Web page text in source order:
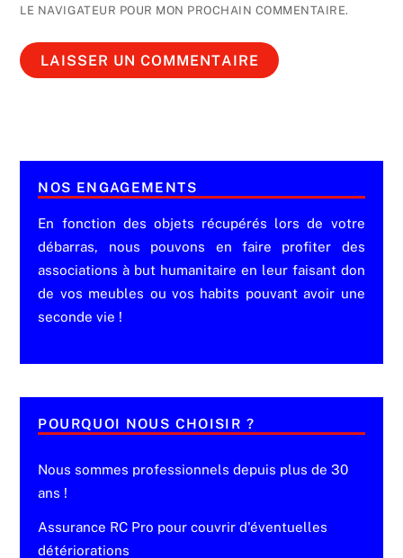
LE NAVIGATEUR POUR MON PROCHAIN COMMENTAIRE.
NOS ENGAGEMENTS
En fonction des objets récupérés lors de votre
débarras, nous pouvons en faire profiter des
associations à but humanitaire en leur faisant don
de vos meubles ou vos habits pouvant avoir une
seconde vie !
POURQUOI NOUS CHOISIR ?
Nous sommes professionnels depuis plus de 30
ans !
Assurance RC Pro pour couvrir d'éventuelles
détériorations